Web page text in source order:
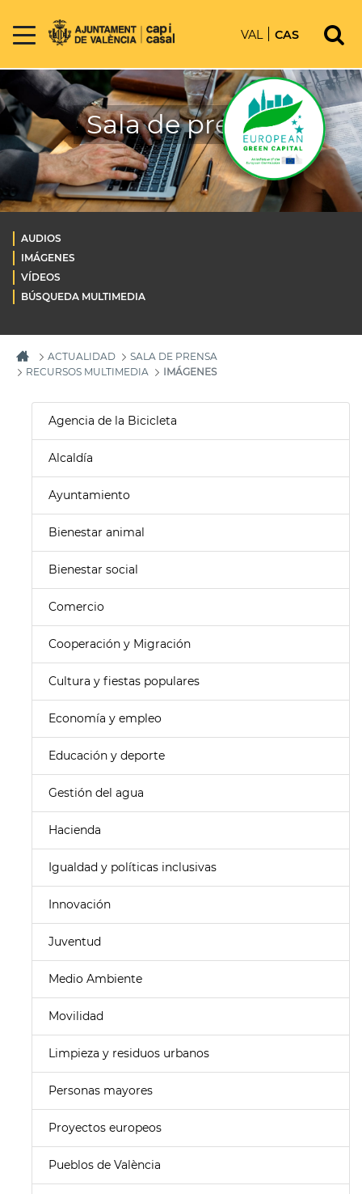
VAL CAS
Sala de prensa
AUDIOS
IMÁGENES
VÍDEOS
BÚSQUEDA MULTIMEDIA
ACTUALIDAD
SALA DE PRENSA
RECURSOS MULTIMEDIA
IMÁGENES
Agencia de la Bicicleta
Alcaldía
Ayuntamiento
Bienestar animal
Bienestar social
Comercio
Cooperación y Migración
Cultura y fiestas populares
Economía y empleo
Educación y deporte
Gestión del agua
Hacienda
Igualdad y políticas inclusivas
Innovación
Juventud
Medio Ambiente
Movilidad
Limpieza y residuos urbanos
Personas mayores
Proyectos europeos
Pueblos de València